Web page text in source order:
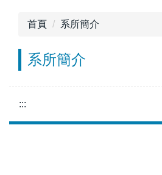
首頁 系所簡介
系所簡介
:::